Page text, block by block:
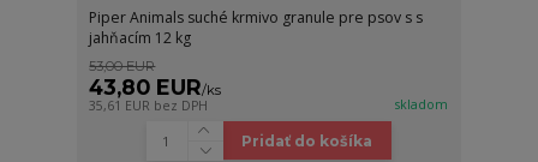
Piper Animals suché krmivo granule pre psov s s
jahňacím 12 kg
53,00 EUR
43,80 EUR/ks
35,61 EUR bez DPH skladom
Pridať do košíka